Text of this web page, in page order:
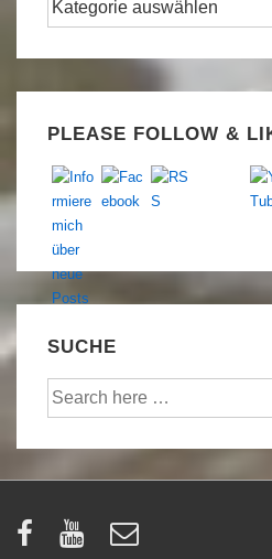
PLEASE FOLLOW &
SUCHE
Suche
nach: